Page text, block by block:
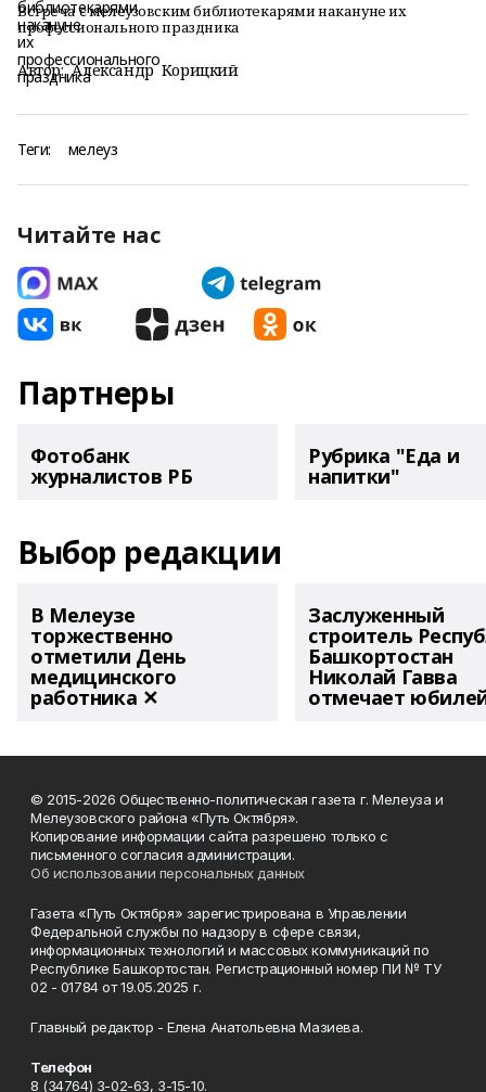
Встреча с мелеузовским библиотекарями накануне их
профессионального праздника
Автор: Александр Корицкий
Теги: мелеуз
Читайте нас
Партнеры
Фотобанк
журналистов РБ
Рубрика "Еда и
напитки"
Выбор редакции
В Мелеузе
торжественно
отметили День
медицинского
работника ✕
Заслуженный
строитель
Башкортостан
Николай Гавва
отмечает
© 2015-2026 Общественно-политическая газета г. Мелеуза и
Мелеузовского района «Путь Октября».
Копирование информации сайта разрешено только с
письменного согласия администрации.
Об использовании персональных данных
Газета «Путь Октября» зарегистрирована в Управлении
Федеральной службы по надзору в сфере связи,
информационных технологий и массовых коммуникаций по
Республике Башкортостан. Регистрационный номер ПИ № ТУ
02 - 01784 от 19.05.2025 г.
Главный редактор - Елена Анатольевна Мазиева.
Телефон
8 (34764) 3-02-63, 3-15-10.